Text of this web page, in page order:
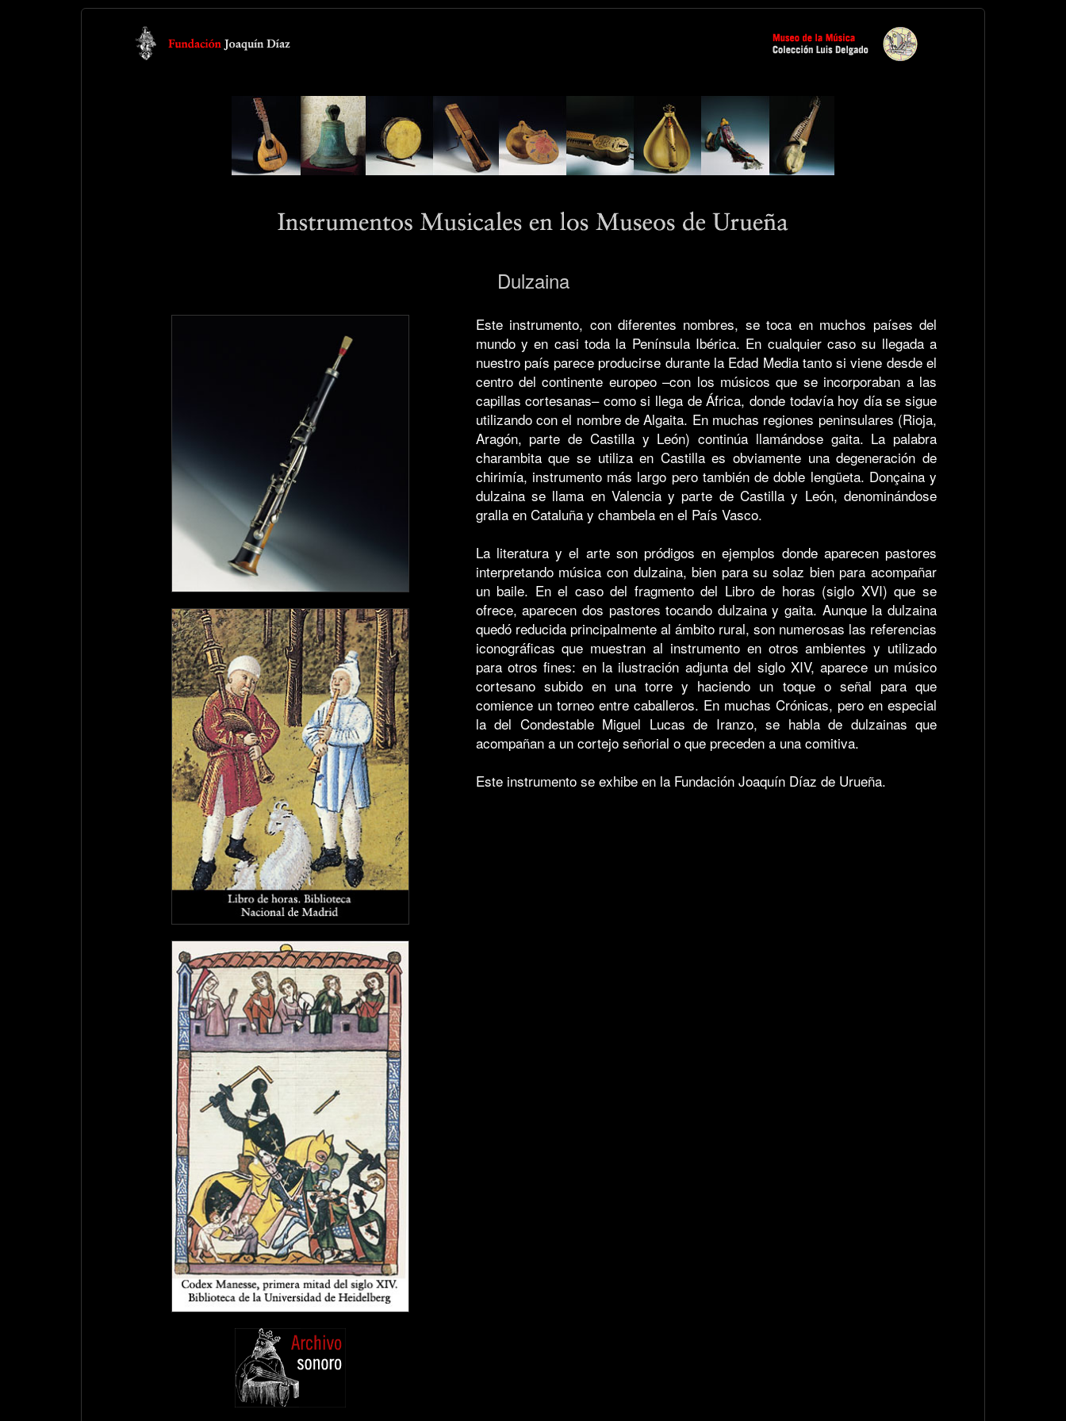
Dulzaina
Este instrumento, con diferentes nombres, se toca en muchos países del
mundo y en casi toda la Península Ibérica. En cualquier caso su llegada a
nuestro país parece producirse durante la Edad Media tanto si viene desde el
centro del continente europeo –con los músicos que se incorporaban a las
capillas cortesanas– como si llega de África, donde todavía hoy día se sigue
utilizando con el nombre de Algaita. En muchas regiones peninsulares (Rioja,
Aragón, parte de Castilla y León) continúa llamándose gaita. La palabra
charambita que se utiliza en Castilla es obviamente una degeneración de
chirimía, instrumento más largo pero también de doble lengüeta. Donçaina y
dulzaina se llama en Valencia y parte de Castilla y León, denominándose
gralla en Cataluña y chambela en el País Vasco.
La literatura y el arte son pródigos en ejemplos donde aparecen pastores
interpretando música con dulzaina, bien para su solaz bien para acompañar
un baile. En el caso del fragmento del Libro de horas (siglo XVI) que se
ofrece, aparecen dos pastores tocando dulzaina y gaita. Aunque la dulzaina
quedó reducida principalmente al ámbito rural, son numerosas las referencias
iconográficas que muestran al instrumento en otros ambientes y utilizado
para otros fines: en la ilustración adjunta del siglo XIV, aparece un músico
cortesano subido en una torre y haciendo un toque o señal para que
comience un torneo entre caballeros. En muchas Crónicas, pero en especial
la del Condestable Miguel Lucas de Iranzo, se habla de dulzainas que
acompañan a un cortejo señorial o que preceden a una comitiva.
Este instrumento se exhibe en la Fundación Joaquín Díaz de Urueña.